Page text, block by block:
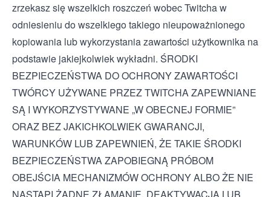
zrzekasz się wszelkich roszczeń wobec Twitcha w
odniesieniu do wszelkiego takiego nieupoważnionego
kopiowania lub wykorzystania zawartości użytkownika na
podstawie jakiejkolwiek wykładni. ŚRODKI
BEZPIECZEŃSTWA DO OCHRONY ZAWARTOŚCI
TWÓRCY UŻYWANE PRZEZ TWITCHA ZAPEWNIANE
SĄ I WYKORZYSTYWANE „W OBECNEJ FORMIE”
ORAZ BEZ JAKICHKOLWIEK GWARANCJI,
WARUNKÓW LUB ZAPEWNIEŃ, ŻE TAKIE ŚRODKI
BEZPIECZEŃSTWA ZAPOBIEGNĄ PRÓBOM
OBEJŚCIA MECHANIZMÓW OCHRONY ALBO ŻE NIE